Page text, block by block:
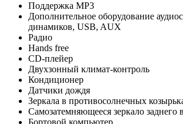
Поддержка MP3
Дополнительное оборудование
динамиков, USB, AUX
Радио
Hands free
CD-плейер
Двухзонный климат-контроль
Кондиционер
Датчики дождя
Зеркала в противосолнечных
Самозатемняющееся зеркало заднего